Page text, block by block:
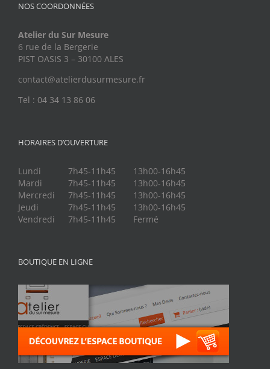
NOS COORDONNÉES
Atelier du Sur Mesure
6 rue de la Bergerie
PIST OASIS 3 – 30100 ALES
contact@atelierdusurmesure.fr
Tel : 04 34 13 86 06
HORAIRES D’OUVERTURE
Lundi 7h45-11h45
13h00-16h45
Mardi
7h45-11h45
13h00-16h45
Mercredi
7h45-11h45
13h00-16h45
Jeudi
7h45-11h45
13h00-16h45
Vendredi
7h45-11h45 Fermé
BOUTIQUE EN LIGNE